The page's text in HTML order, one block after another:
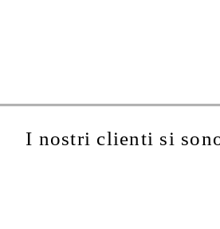
I nostri clienti si